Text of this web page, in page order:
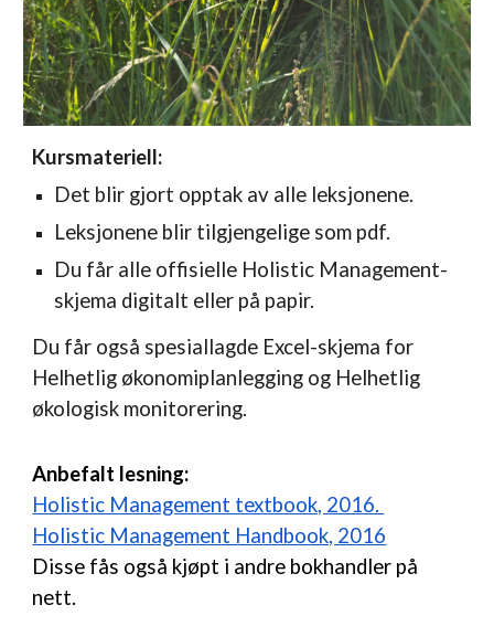
Kursmateriell:
Det blir gjort opptak av alle leksjonene.
Leksjonene blir tilgjengelige som pdf.
Du får alle offisielle Holistic Management-
skjema digitalt eller på papir.
Du får også spesiallagde Excel-skjema for
Helhetlig økonomiplanlegging og Helhetlig
økologisk monitorering.
Anbefalt lesning:
Holistic Management textbook, 2016.
Holistic Management Handbook, 2016
Disse fås også kjøpt i andre bokhandler på
nett.